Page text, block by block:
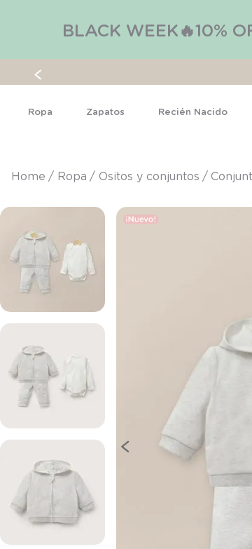
BLACK WEEK🔥10%
Ropa Zapatos Recién Nacido
ropa ositos y conjuntos